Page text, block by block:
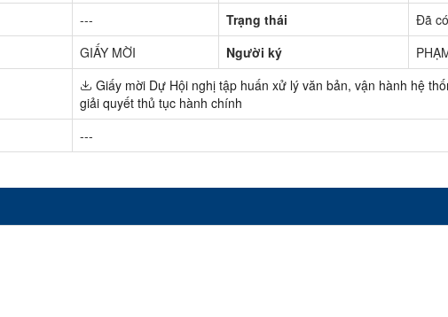
--- Trạng thái
Đã
GIẤY MỜI Người ký
Giấy mời Dự Hội nghị tập huấn xử lý văn bản, vận hành hệ
giải quyết thủ tục hành chính
---